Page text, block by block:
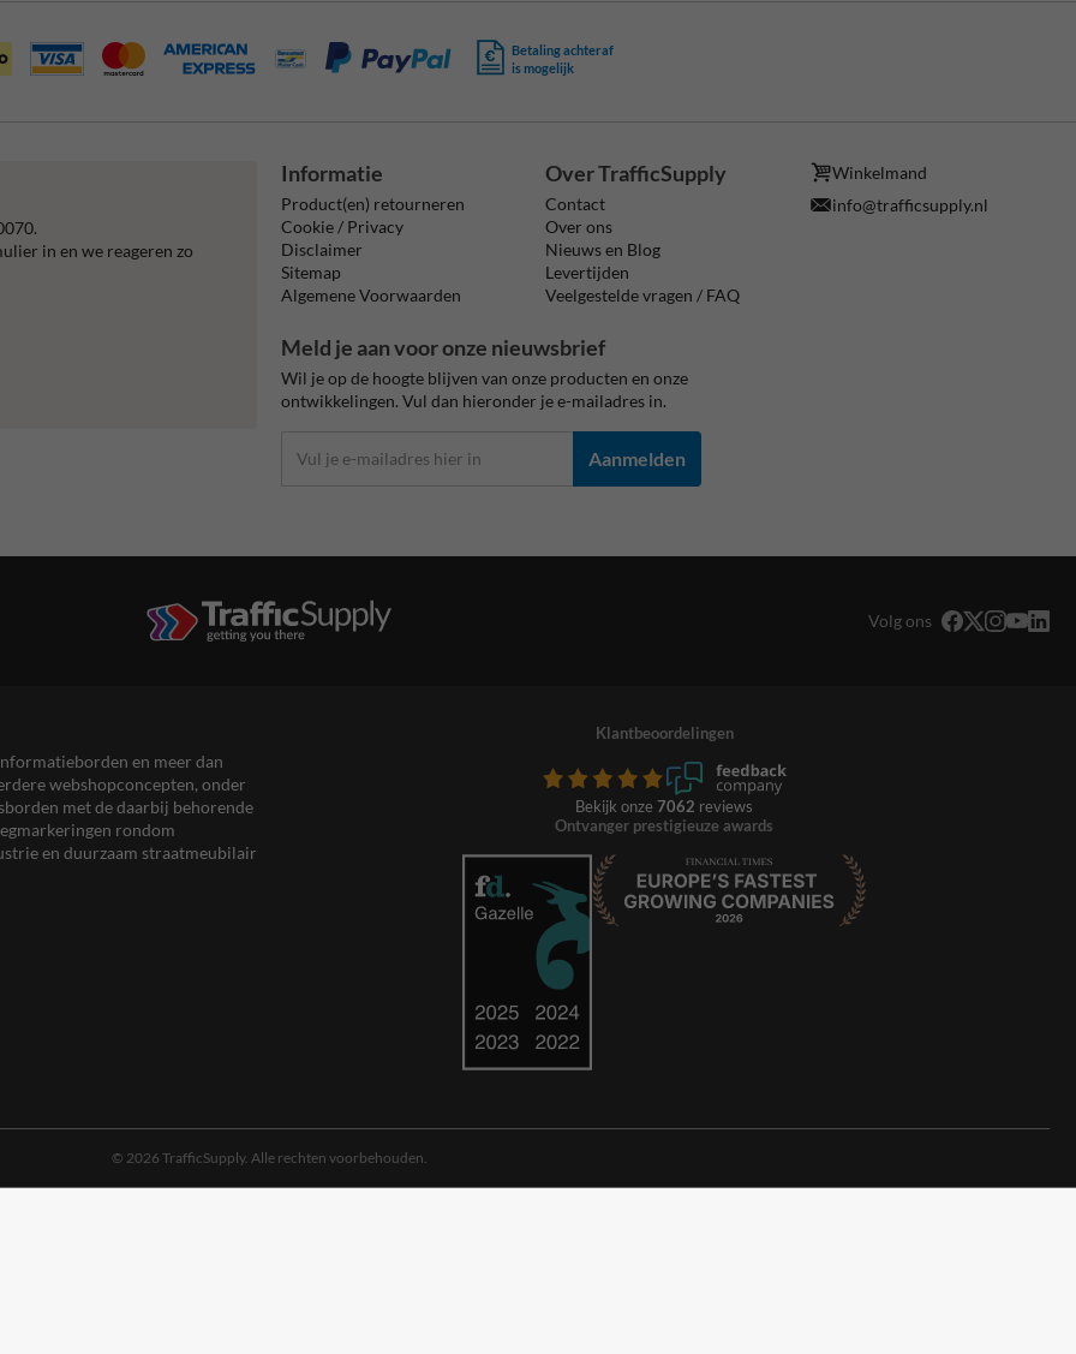
Betaling achteraf
is mogelijk
in en we reageren zo
Informatie
Product(en) retourneren
Cookie / Privacy
Disclaimer
Sitemap
Algemene Voorwaarden
Over TrafficSupply
Contact
Over ons
Nieuws en Blog
Levertijden
Veelgestelde vragen / FAQ
Winkelmand
info@trafficsupply.nl
Meld je aan voor onze nieuwsbrief
Wil je op de hoogte blijven van onze producten en onze
ontwikkelingen. Vul dan hieronder je e-mailadres in.
Aanmelden
Volg ons
en meer dan
webshopconcepten, onder
met de daarbij behorende
rondom
en duurzaam straatmeubilair
Klantbeoordelingen
Bekijk onze 7062 reviews
Ontvanger prestigieuze awards
© 2026 TrafficSupply. Alle rechten voorbehouden.